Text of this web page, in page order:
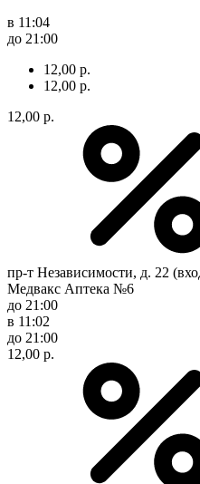
в 11:04
до 21:00
12,00 р.
12,00 р.
12,00 р.
пр-т Независимости, д. 22
Медвакс Аптека №6
до 21:00
в 11:02
до 21:00
12,00 р.